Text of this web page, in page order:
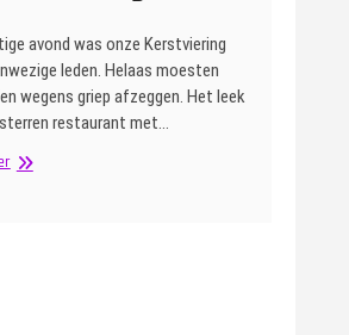
avond was onze Kerstviering
leden. Helaas moesten
wegens griep afzeggen. Het leek
restaurant met…
Kerstavondviering